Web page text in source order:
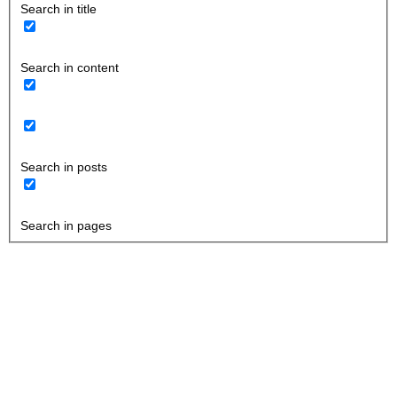
Search in title
Search in content
Search in posts
Search in pages